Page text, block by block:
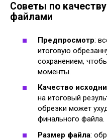
Советы по
файлами
Предпросмотр:
итоговую
сохранением,
моменты.
Качество
на итоговый
обрезки может
финального файла.
Размер файла: